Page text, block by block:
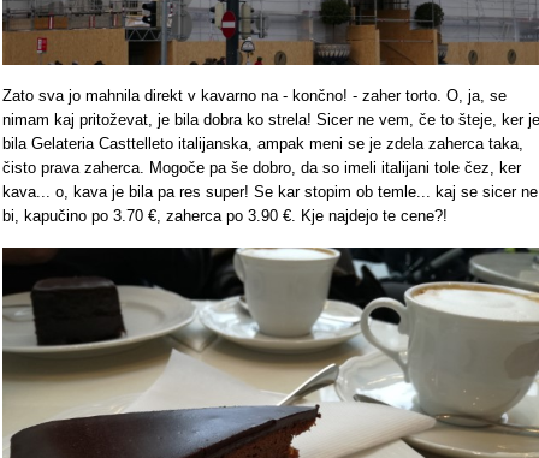
Zato sva jo mahnila direkt v kavarno na - končno! - zaher torto. O, ja, se
nimam kaj pritoževat, je bila dobra ko strela! Sicer ne vem, če to šteje, ker je
bila Gelateria Casttelleto italijanska, ampak meni se je zdela zaherca taka,
čisto prava zaherca. Mogoče pa še dobro, da so imeli italijani tole čez, ker
kava... o, kava je bila pa res super! Se kar stopim ob temle... kaj se sicer ne
bi, kapučino po 3.70 €, zaherca po 3.90 €. Kje najdejo te cene?!